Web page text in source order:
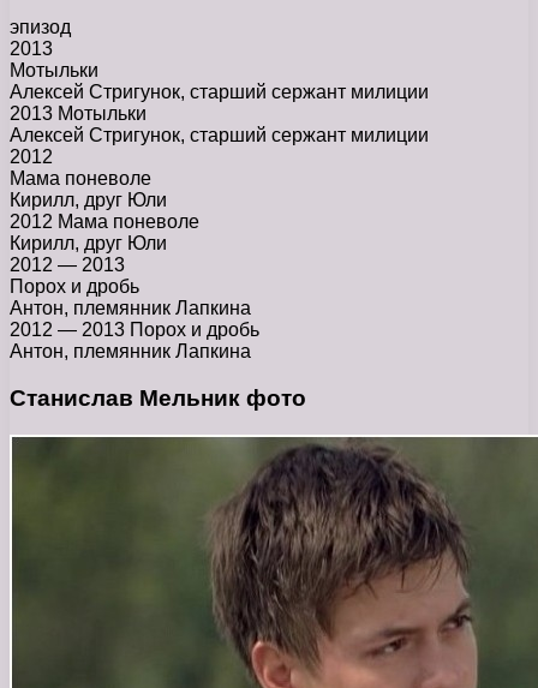
эпизод
2013
Мотыльки
Алексей Стригунок, старший сержант милиции
2013 Мотыльки
Алексей Стригунок, старший сержант милиции
2012
Мама поневоле
Кирилл, друг Юли
2012 Мама поневоле
Кирилл, друг Юли
2012 — 2013
Порох и дробь
Антон, племянник Лапкина
2012 — 2013 Порох и дробь
Антон, племянник Лапкина
Станислав Мельник фото